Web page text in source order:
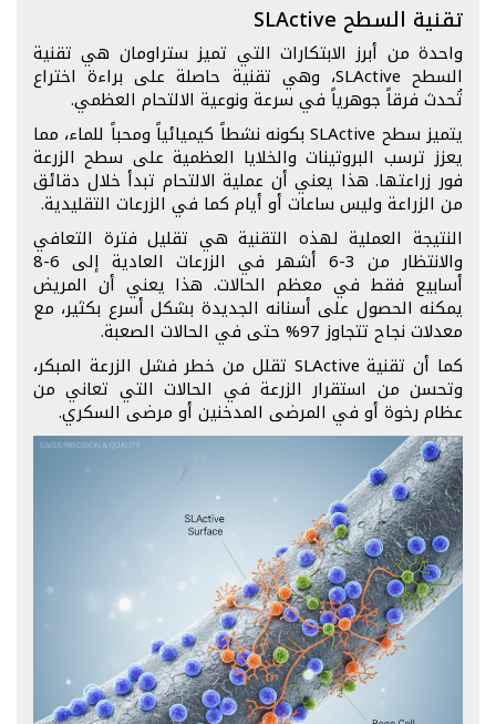
تقنية السطح SLActive
واحدة من أبرز الابتكارات التي تميز ستراومان هي تقنية
السطح SLActive، وهي تقنية حاصلة على براءة اختراع
تُحدث فرقاً جوهرياً في سرعة ونوعية الالتحام العظمي.
يتميز سطح SLActive بكونه نشطاً كيميائياً ومحباً للماء، مما
يعزز ترسب البروتينات والخلايا العظمية على سطح الزرعة
فور زراعتها. هذا يعني أن عملية الالتحام تبدأ خلال دقائق
من الزراعة وليس ساعات أو أيام كما في الزرعات التقليدية.
النتيجة العملية لهذه التقنية هي تقليل فترة التعافي
والانتظار من 3-6 أشهر في الزرعات العادية إلى 6-8
أسابيع فقط في معظم الحالات. هذا يعني أن المريض
يمكنه الحصول على أسنانه الجديدة بشكل أسرع بكثير، مع
معدلات نجاح تتجاوز 97% حتى في الحالات الصعبة.
كما أن تقنية SLActive تقلل من خطر فشل الزرعة المبكر،
وتحسن من استقرار الزرعة في الحالات التي تعاني من
عظام رخوة أو في المرضى المدخنين أو مرضى السكري.